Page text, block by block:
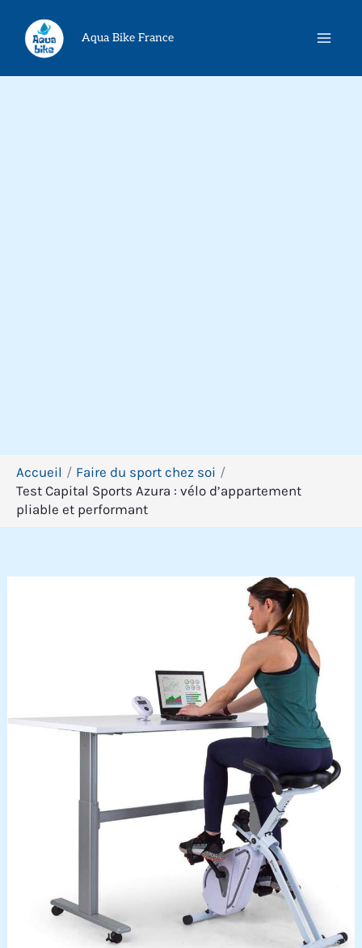
contenu
Aqua Bike France
Accueil
Faire du sport chez soi
Test Capital Sports Azura : vélo d’appartement
pliable et performant